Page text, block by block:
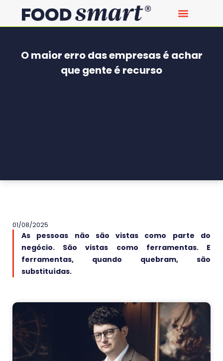
O maior erro das empresas é achar
que gente é recurso
01/08/2025
As pessoas não são vistas como parte do
negócio. São vistas como ferramentas. E
ferramentas, quando quebram, são
substituídas.